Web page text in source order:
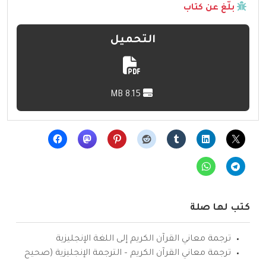
بلّغ عن كتاب
التحميل
كتب لها صلة
ترجمة معاني القرآن الكريم إلى اللغة الإنجليزية
ترجمة معاني القرآن الكريم – الترجمة الإنجليزية (صحيح